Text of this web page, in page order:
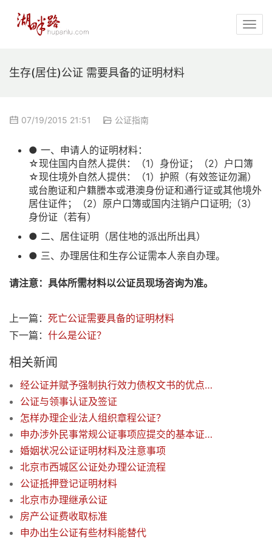
生存(居住)公证 需要具备的证明材料
07/19/2015 21:51 公证指南
● 一、申请人的证明材料：
☆现住国内自然人提供：（1）身份证；（2）户口簿
☆现住境外自然人提供：（1）护照（有效签证勿漏）
或台胞证和户籍謄本或港澳身份证和通行证或其他境外
居住证件；（2）原户口簿或国内注销户口证明;（3）
身份证（若有）
● 二、居住证明（居住地的派出所出具）
● 三、办理居住和生存公证需本人亲自办理。
请注意：具体所需材料以公证员现场咨询为准。
上一篇： 死亡公证需要具备的证明材料
下一篇： 什么是公证？
相关新闻
经公证并赋予强制执行效力债权文书的优点及范围
公证与领事认证及签证
怎样办理企业法人组织章程公证？
申办涉外民事常规公证事项应提交的基本证明资料
婚姻状况公证证明材料及注意事项
北京市西城区公证处办理公证流程
公证抵押登记证明材料
北京市办理继承公证
房产公证费收取标准
申办出生公证有些材料能替代